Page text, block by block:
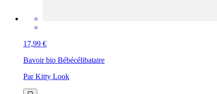
17,99 €
Bavoir bio Bébécélibataire
Par Kitty Look